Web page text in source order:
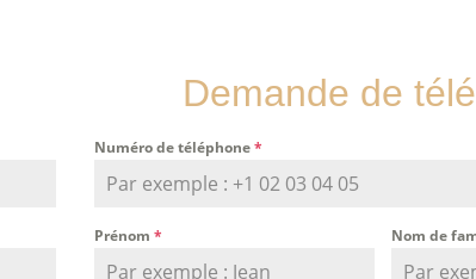
Demande de
Numéro de téléphone*
Prénom * Nom de